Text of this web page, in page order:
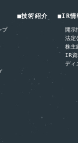
プ
■技術紹介 ■IR情
開示
法定
株主
IR
ディ